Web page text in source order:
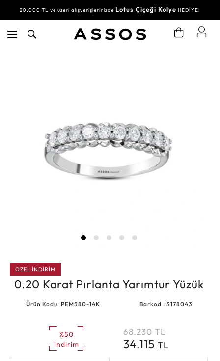
20.000 TL ve üzeri alışverişlerinizde Lotus Çiçeği Kolye HEDİYE!
ÖZEL İNDİRİM
0.20 Karat Pırlanta Yarımtur Yüzük
Ürün Kodu: PEM580-14K Barkod : S178043
%50
İndirim
68.230 TL
34.115 TL